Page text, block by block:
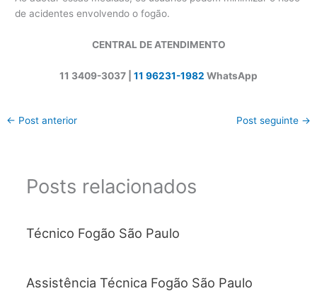
de acidentes envolvendo o fogão.
CENTRAL DE ATENDIMENTO
11 3409-3037 | 11 96231-1982 WhatsApp
← Post anterior Post seguinte →
Posts relacionados
Técnico Fogão São Paulo
Assistência Técnica Fogão São Paulo